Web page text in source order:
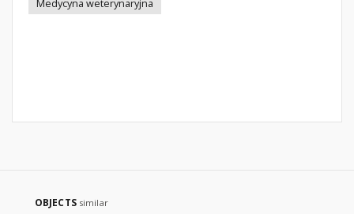
Medycyna weterynaryjna
OBJECTS similar